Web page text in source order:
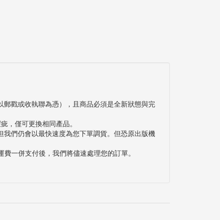
戳或收執聯為憑），且商品必須是全新狀態與完
，僅可更換相同產品。
們仍會以最快速度為您下單調貨。但恐原出版機
一併支付後，我們將儘速處理您的訂單。